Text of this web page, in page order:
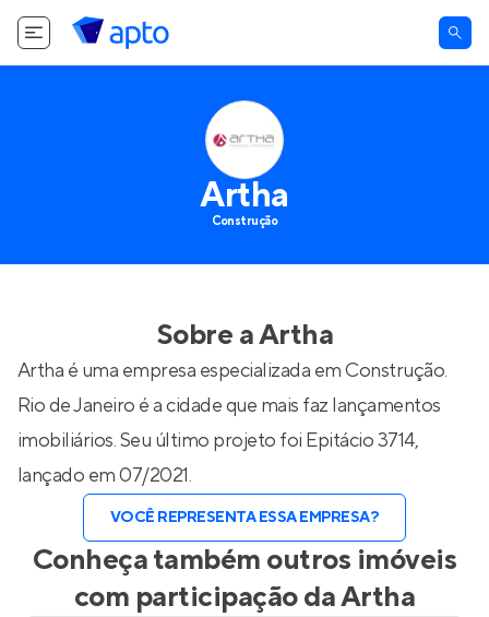
Artha
Construção
Sobre aArtha
Artha é uma empresa especializada em Construção.
Rio de Janeiro é a cidade que mais faz lançamentos
imobiliários. Seu último projeto foi Epitácio 3714,
lançado em 07/2021.
VOCÊ REPRESENTA ESSA EMPRESA?
Conheça também outros imóveis
com participação daArtha